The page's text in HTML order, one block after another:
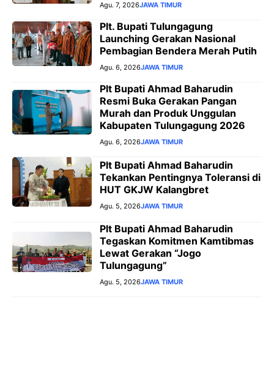
Agu. 7, 2026JAWA TIMUR
Plt. Bupati Tulungagung
Launching Gerakan Nasional
Pembagian Bendera Merah Putih
Agu. 6, 2026JAWA TIMUR
Plt Bupati Ahmad Baharudin
Resmi Buka Gerakan Pangan
Murah dan Produk Unggulan
Kabupaten Tulungagung 2026
Agu. 6, 2026JAWA TIMUR
Plt Bupati Ahmad Baharudin
Tekankan Pentingnya Toleransi di
HUT GKJW Kalangbret
Agu. 5, 2026JAWA TIMUR
Plt Bupati Ahmad Baharudin
Tegaskan Komitmen Kamtibmas
Lewat Gerakan “Jogo
Tulungagung”
Agu. 5, 2026JAWA TIMUR